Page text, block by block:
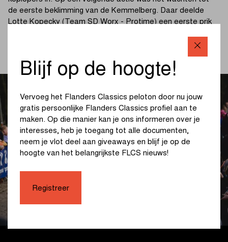
de eerste beklimming van de Kemmelberg. Daar deelde
Lotte Kopecky (Team SD Worx - Protime) een eerste prik
Blijf op de hoogte!
Vervoeg het Flanders Classics peloton door nu jouw
gratis persoonlijke Flanders Classics profiel aan te
maken. Op die manier kan je ons informeren over je
interesses, heb je toegang tot alle documenten,
neem je vlot deel aan giveaways en blijf je op de
hoogte van het belangrijkste FLCS nieuws!
Registreer